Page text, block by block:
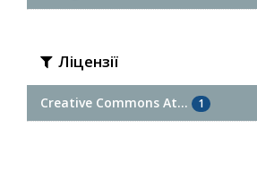
Ліцензії
Creative Commons At... 1